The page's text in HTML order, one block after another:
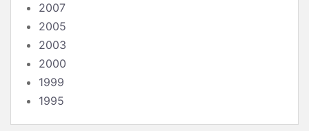
2007
2005
2003
2000
1999
1995